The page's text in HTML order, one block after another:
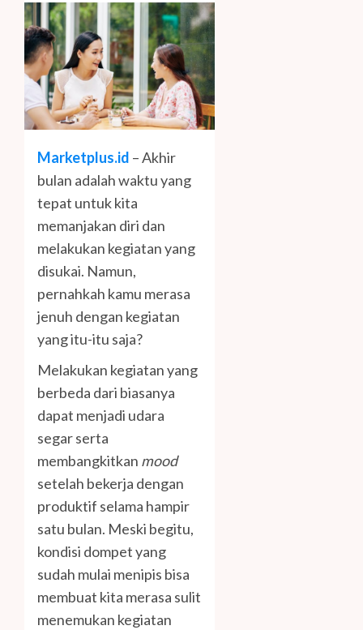
Marketplus.id – Akhir
bulan adalah waktu yang
tepat untuk kita
memanjakan diri dan
melakukan kegiatan yang
disukai. Namun,
pernahkah kamu merasa
jenuh dengan kegiatan
yang itu-itu saja?
Melakukan kegiatan yang
berbeda dari biasanya
dapat menjadi udara
segar serta
membangkitkan mood
setelah bekerja dengan
produktif selama hampir
satu bulan. Meski begitu,
kondisi dompet yang
sudah mulai menipis bisa
membuat kita merasa sulit
menemukan kegiatan